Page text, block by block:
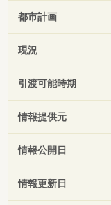
都市計画
現況
引渡可能時期
情報提供元
情報公開日
情報更新日